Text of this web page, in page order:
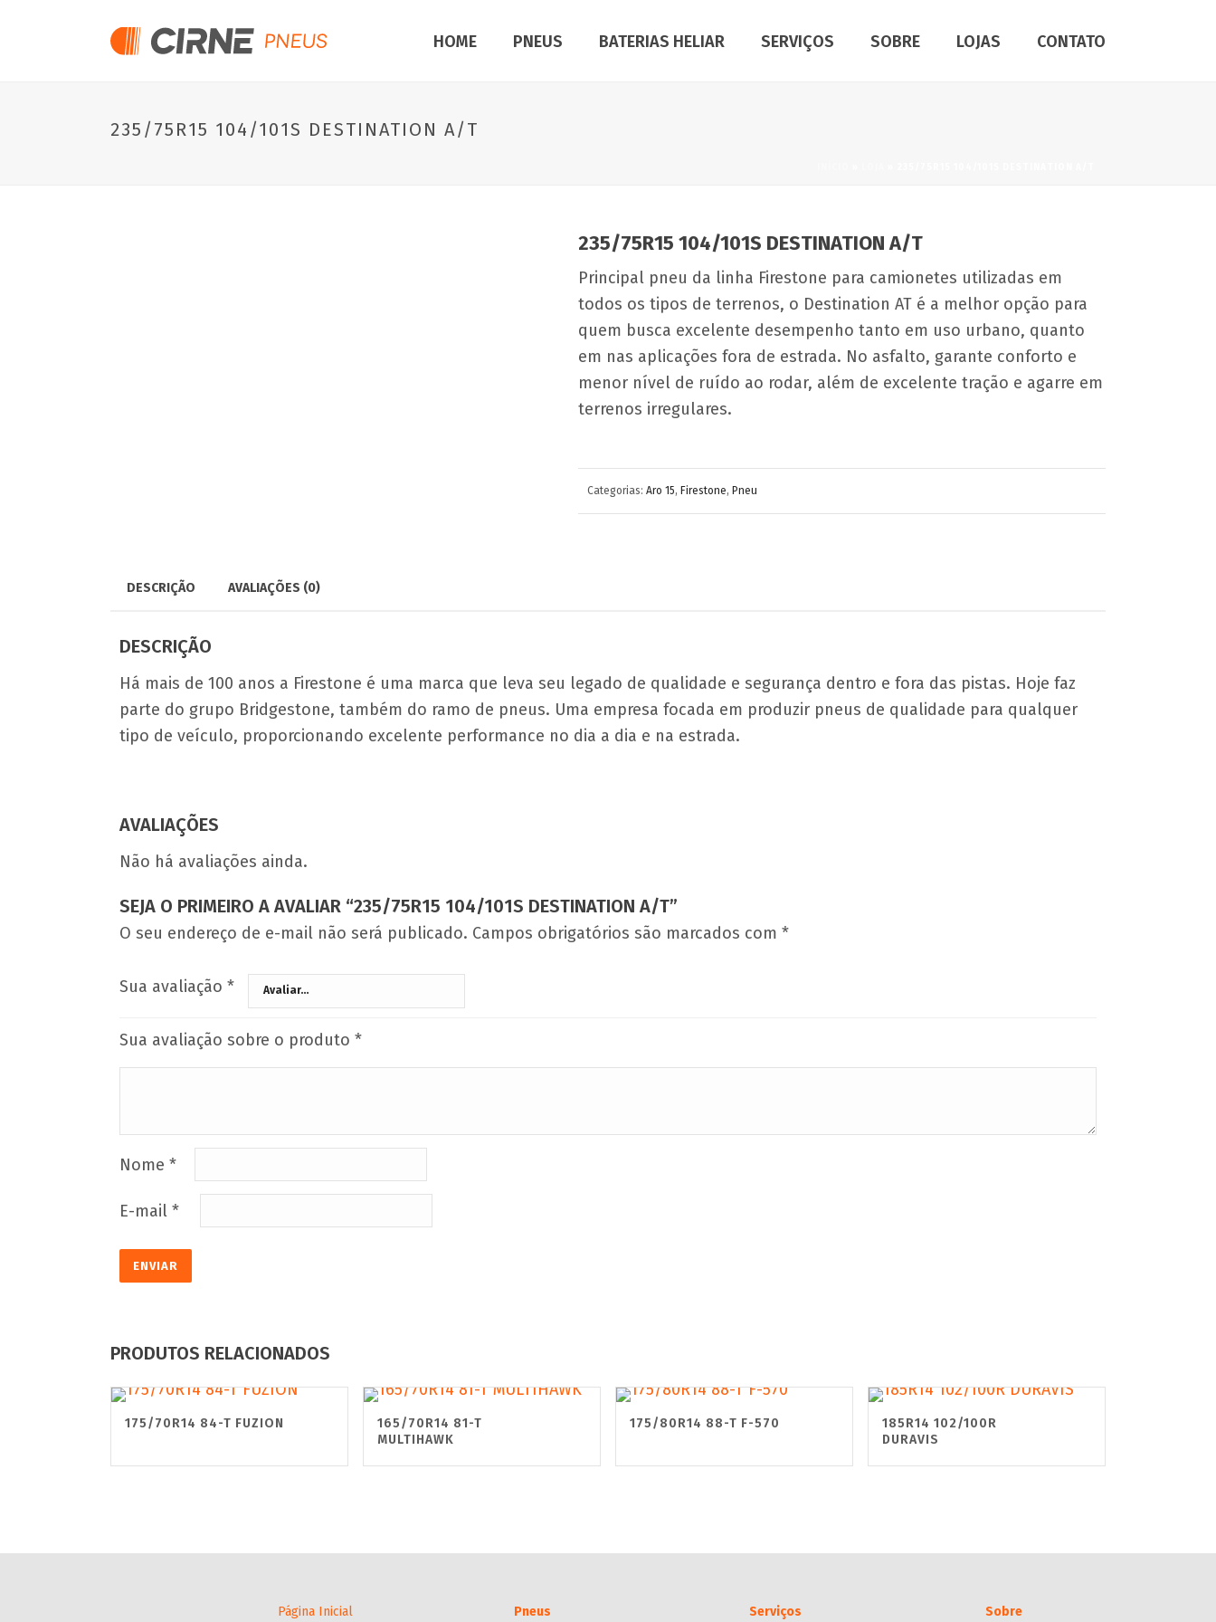
HOME PNEUS BATERIAS HELIAR SERVIÇOS SOBRE LOJAS CONTATO
235/75R15 104/101S DESTINATION A/T
235/75R15 104/101S DESTINATION A/T
Principal pneu da linha Firestone para camionetes utilizadas em
todos os tipos de terrenos, o Destination AT é a melhor opção para
quem busca excelente desempenho tanto em uso urbano, quanto
em nas aplicações fora de estrada. No asfalto, garante conforto e
menor nível de ruído ao rodar, além de excelente tração e agarre em
terrenos irregulares.
Categorias: Aro 15, Firestone, Pneu
DESCRIÇÃO AVALIAÇÕES (0)
DESCRIÇÃO
Há mais de 100 anos a Firestone é uma marca que leva seu legado de qualidade e segurança dentro e fora das pistas. Hoje faz
parte do grupo Bridgestone, também do ramo de pneus. Uma empresa focada em produzir pneus de qualidade para qualquer
tipo de veículo, proporcionando excelente performance no dia a dia e na estrada.
AVALIAÇÕES
Não há avaliações ainda.
SEJA O PRIMEIRO A AVALIAR “235/75R15 104/101S DESTINATION A/T”
O seu endereço de e-mail não será publicado. Campos obrigatórios são marcados com *
Sua avaliação *
Sua avaliação sobre o produto *
Nome *
E-mail *
PRODUTOS RELACIONADOS
175/70R14 84-T FUZION
165/70R14 81-T
MULTIHAWK
175/80R14 88-T F-570
185R14 102/100R
DURAVIS
Página Inicial Pneus Serviços Sobre